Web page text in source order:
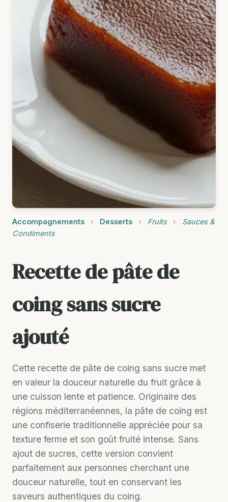
Accompagnements › Desserts › Fruits ›
Sauces &
Condiments
Recette de pâte de
coing sans sucre
ajouté
Cette recette de pâte de coing sans sucre met
en valeur la douceur naturelle du fruit grâce à
une cuisson lente et patience. Originaire des
régions méditerranéennes, la pâte de coing est
une confiserie traditionnelle appréciée pour sa
texture ferme et son goût fruité intense. Sans
ajout de sucres, cette version convient
parfaitement aux personnes cherchant une
douceur naturelle, tout en conservant les
saveurs authentiques du coing.